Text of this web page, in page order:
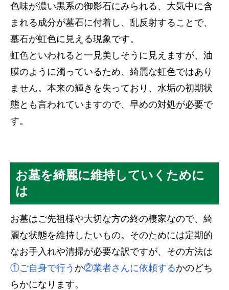
色味が濃い黒系の御影石にみられる、大気中に含
まれる成分が墓石に付着し、乱反射することで、
墓石が虹色に見える現象です。
虹色といわれると一見美しそうに見えますが、油
膜のように濁っているため、綺麗な虹色ではあり
ません。本来の輝きを失っており、水垢の初期状
態とも言われていますので、早めの対処が必要で
す。
お墓を綺麗に維持していくために
は
お墓はご先祖様や大切な方の終の棲家なので、綺
麗な状態を維持したいもの。そのためには定期的
なお手入れや清掃が必要な訳ですが、その方法は
①ご自身で行う か②業者さんに依頼するかのどち
らかになります。